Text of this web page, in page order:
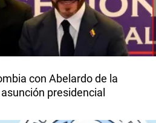
con Abelardo de la
presidencial